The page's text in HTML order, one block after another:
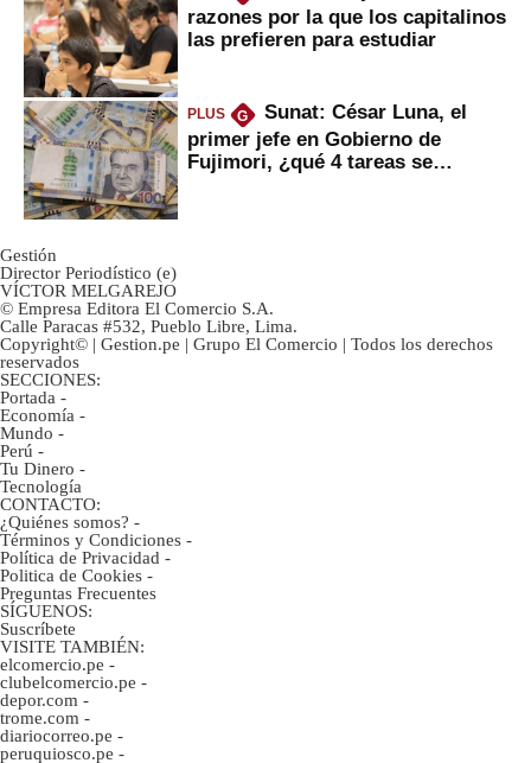
razones por la que los capitalinos
las prefieren para estudiar
PLUS G
Sunat: César Luna, el
primer jefe en Gobierno de
Fujimori, ¿qué 4 tareas se
Gestión
Director Periodístico (e)
VÍCTOR MELGAREJO
© Empresa Editora El Comercio S.A.
Calle Paracas #532, Pueblo Libre, Lima.
Copyright© | Gestion.pe | Grupo El Comercio | Todos los derechos
reservados
SECCIONES:
Portada -
Economía -
Mundo -
Perú -
Tu Dinero -
Tecnología
CONTACTO:
¿Quiénes somos? -
Términos y Condiciones -
Política de Privacidad -
Politica de Cookies -
Preguntas Frecuentes
SÍGUENOS:
Suscríbete
VISITE TAMBIÉN:
elcomercio.pe -
clubelcomercio.pe -
depor.com -
trome.com -
diariocorreo.pe -
peruquiosco.pe -